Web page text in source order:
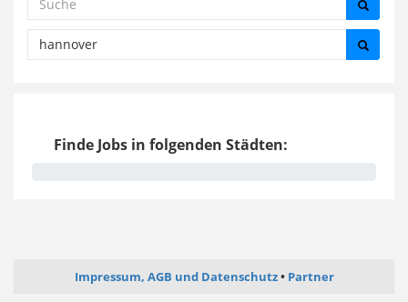
Finde Jobs in folgenden Städten:
Impressum, AGB und Datenschutz Partner